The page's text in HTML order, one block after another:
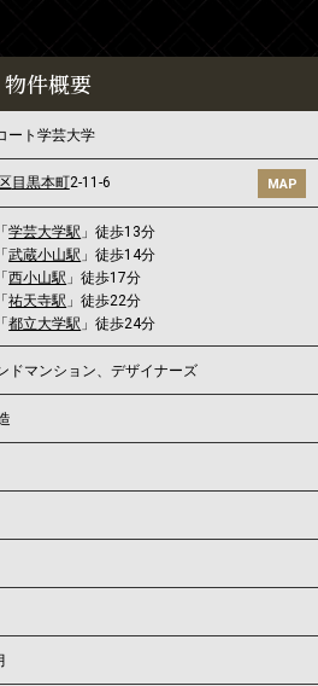
物件概要
ート学芸大学
目黒本町2-11-6 MAP
「学芸大学駅 」徒歩13分
「武蔵小山駅 」徒歩14分
「西小山駅 」徒歩17分
「祐天寺駅 」徒歩22分
「都立大学駅 」徒歩24分
ドマンション、デザイナーズ